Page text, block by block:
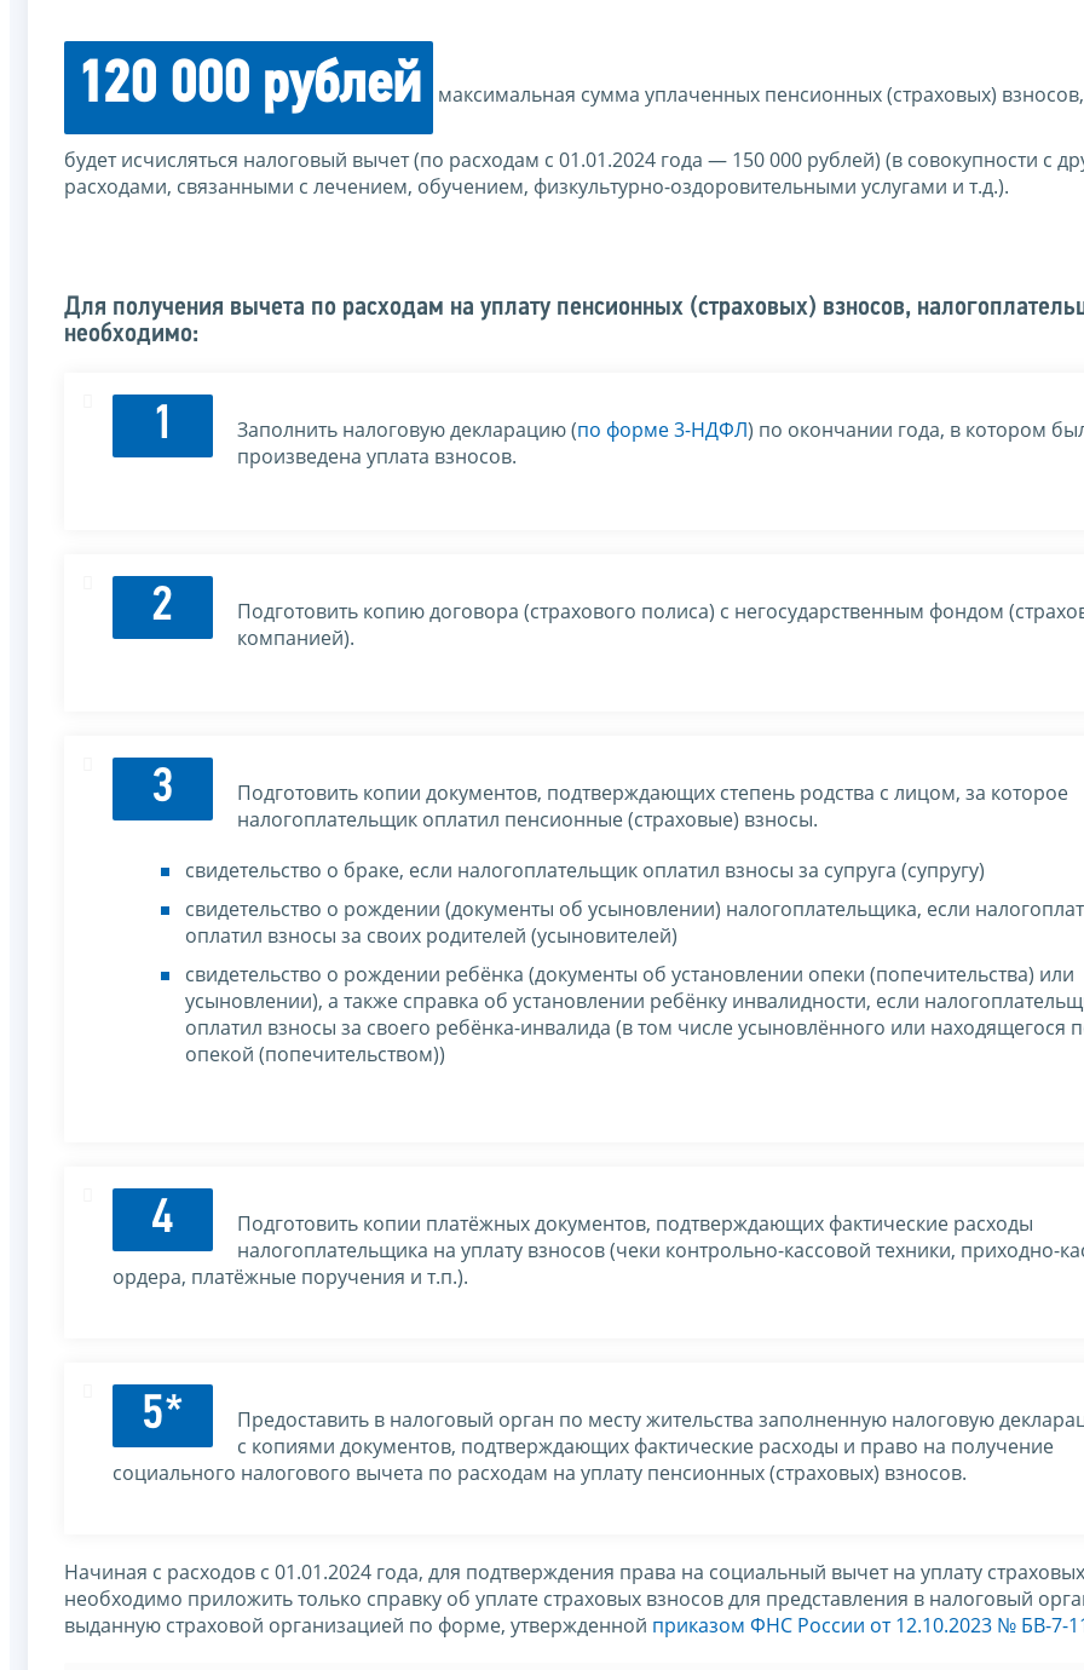
120 000 рублей максимальная сумма уплаченных пенсионных (страховых)
будет исчисляться налоговый вычет (по расходам с 01.01.2024 года — 150 000 рублей) (в совокупности с
расходами, связанными с лечением, обучением, физкультурно-оздоровительными услугами и т.д.).
Для получения вычета по расходам на уплату пенсионных (страховых) взносов,
необходимо:
1 Заполнить налоговую декларацию (по форме 3-НДФЛ) по окончании года, в котором
произведена уплата взносов.
2
Подготовить копию договора (страхового полиса) с негосударственным фондом
компанией).
3
Подготовить копии документов, подтверждающих степень родства с лицом, за которое
налогоплательщик оплатил пенсионные (страховые) взносы.
свидетельство о браке, если налогоплательщик оплатил взносы за супруга (супругу)
свидетельство о рождении (документы об усыновлении) налогоплательщика, если
оплатил взносы за своих родителей (усыновителей)
свидетельство о рождении ребёнка (документы об установлении опеки (попечительства) или
усыновлении), а также справка об установлении ребёнку инвалидности, если
оплатил взносы за своего ребёнка-инвалида (в том числе усыновлённого или находящегося
опекой (попечительством))
4
Подготовить копии платёжных документов, подтверждающих фактические расходы
налогоплательщика на уплату взносов (чеки контрольно-кассовой техники, приходно-
ордера, платёжные поручения и т.п.).
5*
Предоставить в налоговый орган по месту жительства заполненную налоговую
с копиями документов, подтверждающих фактические расходы и право на получение
социального налогового вычета по расходам на уплату пенсионных (страховых) взносов.
Начиная с расходов с 01.01.2024 года, для подтверждения права на социальный вычет на уплату
необходимо приложить только справку об уплате страховых взносов для представления в налоговый
выданную страховой организацией по форме, утвержденной приказом ФНС России от 12.10.2023 № БВ-7-